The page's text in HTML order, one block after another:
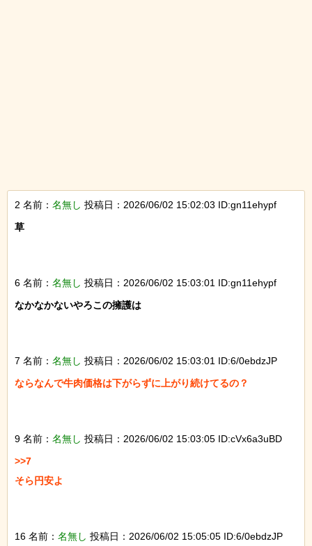
2 名前： 名無し 投稿日：2026/06/02 15:02:03 ID:gn11ehypf
草
6 名前： 名無し 投稿日：2026/06/02 15:03:01 ID:gn11ehypf
なかなかないやろこの擁護は
7 名前： 名無し 投稿日：2026/06/02 15:03:01 ID:6/0ebdzJP
ならなんで牛肉価格は下がらずに上がり続けてるの？
9 名前： 名無し 投稿日：2026/06/02 15:03:05 ID:cVx6a3uBD
>>7
そら円安よ
16 名前： 名無し 投稿日：2026/06/02 15:05:05 ID:6/0ebdzJP